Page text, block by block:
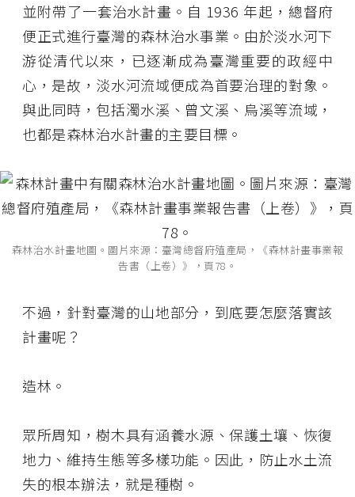
並附帶了一套治水計畫。自 1936 年起，總督府
便正式進行臺灣的森林治水事業。由於淡水河下
游從清代以來，已逐漸成為臺灣重要的政經中
心，是故，淡水河流域便成為首要治理的對象。
與此同時，包括濁水溪、曾文溪、烏溪等流域，
也都是森林治水計畫的主要目標。
森林治水計畫地圖。圖片來源：臺灣總督府殖產局，《森林計畫事業報
告書（上卷）》，頁78。
不過，針對臺灣的山地部分，到底要怎麼落實該
計畫呢？
造林。
眾所周知，樹木具有涵養水源、保護土壤、恢復
地力、維持生態等多樣功能。因此，防止水土流
失的根本辦法，就是種樹。